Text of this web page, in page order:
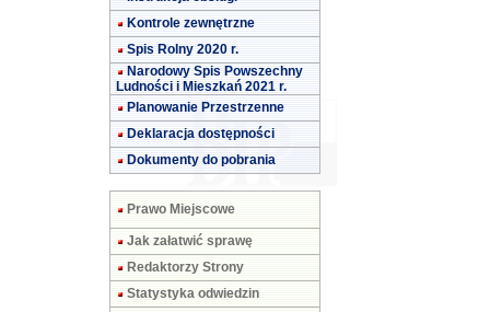
Kontrole zewnętrzne
Spis Rolny 2020 r.
Narodowy Spis Powszechny
Ludności i Mieszkań 2021 r.
Planowanie Przestrzenne
Deklaracja dostępności
Dokumenty do pobrania
Prawo Miejscowe
Jak załatwić sprawę
Redaktorzy Strony
Statystyka odwiedzin